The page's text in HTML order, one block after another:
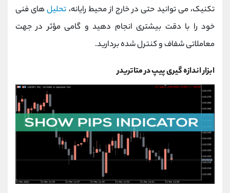
تکنیک، می‌ توانید حتی در خارج از محیط رایانه، تحلیل‌های فنی
خود را با دقت بیشتری انجام دهید و گامی مؤثر در جهت
معاملاتی شفاف و کنترل‌ شده بردارید.
ابزار اندازه گیری پیپ در متاتریدر